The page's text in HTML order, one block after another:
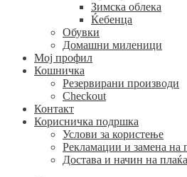
Зимска облека
Ќебенца
Обувки
Домашни миленици
Мој профил
Кошничка
Резервирани производи
Checkout
Контакт
Корисничка подршка
Услови за користење
Рекламации и замена на
Достава и начин на